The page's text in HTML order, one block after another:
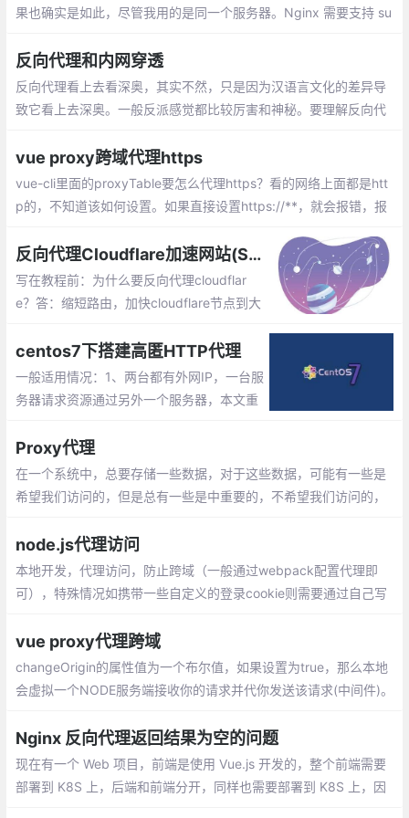
果也确实是如此，尽管我用的是同一个服务器。Nginx 需要支持 su
反向代理和内网穿透
反向代理看上去看深奥，其实不然，只是因为汉语言文化的差异导
致它看上去深奥。一般反派感觉都比较厉害和神秘。要理解反向代
端；反向代理代理的对象是服务端
vue proxy跨域代理https
vue-cli里面的proxyTable要怎么代理https？看的网络上面都是htt
p的，不知道该如何设置。如果直接设置https://**，就会报错，报
反向代理Cloudflare加速网站(SNIproxy)
写在教程前：为什么要反向代理cloudflar
e？答：缩短路由，加快cloudflare节点到大
知道，这家CDN的速度在除了大陆以外的地
方访问都非常快，那么又没有什么办法使其
对大陆访问良好呢？
centos7下搭建高匿HTTP代理
一般适用情况：1、两台都有外网IP，一台服
务器请求资源通过另外一个服务器，本文重
务器只有内网IP，另外一台服务器有公网和
内网IP。
Proxy代理
在一个系统中，总要存储一些数据，对于这些数据，可能有一些是
希望我们访问的，但是总有一些是中重要的，不希望我们访问的，
node.js代理访问
本地开发，代理访问，防止跨域（一般通过webpack配置代理即
可），特殊情况如携带一些自定义的登录cookie则需要通过自己写
vue proxy代理跨域
changeOrigin的属性值为一个布尔值，如果设置为true，那么本地
会虚拟一个NODE服务端接收你的请求并代你发送该请求(中间件)。
转发出去。]
Nginx 反向代理返回结果为空的问题
现在有一个 Web 项目，前端是使用 Vue.js 开发的，整个前端需要
部署到 K8S 上，后端和前端分开，同样也需要部署到 K8S 上，因